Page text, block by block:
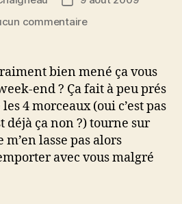
de
commentairesur
:
Plugs
–
Rock’n
Roll
Zombie
bien mené ça vous
end ? Ça fait à peu prés
4 morceaux (oui c’est pas
déjà ça non ?) tourne sur
lasse pas alors
avec vous malgré